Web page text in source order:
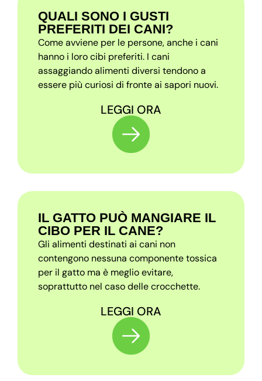
QUALI SONO I GUSTI
PREFERITI DEI CANI?
Come avviene per le persone, anche i cani
hanno i loro cibi preferiti. I cani
assaggiando alimenti diversi tendono a
essere più curiosi di fronte ai sapori nuovi.
LEGGI ORA
IL GATTO PUÒ MANGIARE IL
CIBO PER IL CANE?
Gli alimenti destinati ai cani non
contengono nessuna componente tossica
per il gatto ma è meglio evitare,
soprattutto nel caso delle crocchette.
LEGGI ORA